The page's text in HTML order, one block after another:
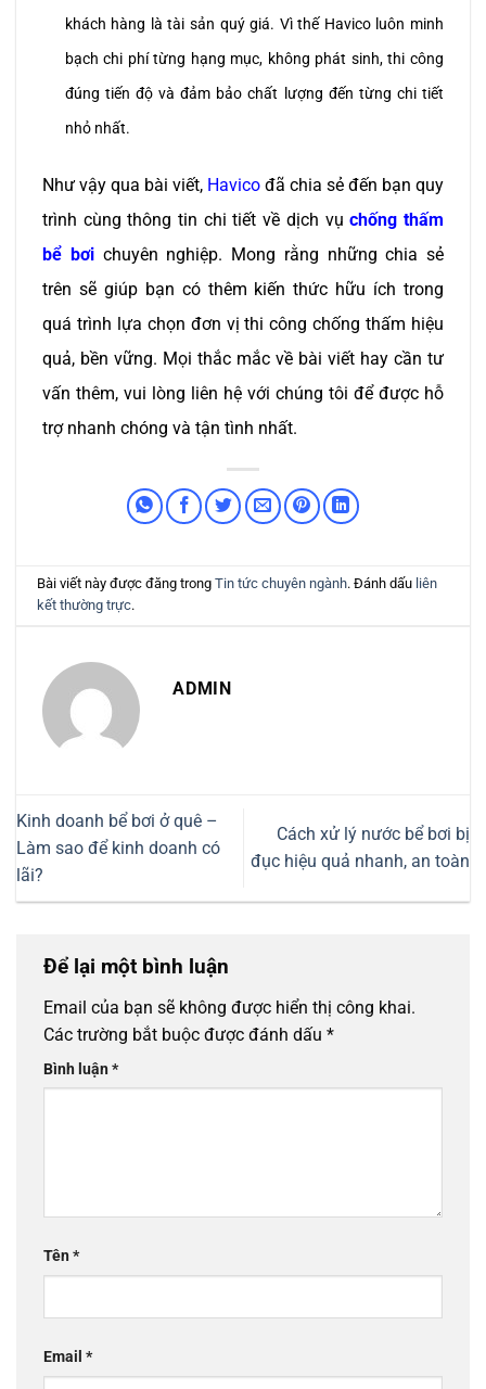
khách hàng là tài sản quý giá. Vì thế Havico luôn minh
bạch chi phí từng hạng mục, không phát sinh, thi công
đúng tiến độ và đảm bảo chất lượng đến từng chi tiết
nhỏ nhất.
Như vậy qua bài viết, Havico đã chia sẻ đến bạn quy
trình cùng thông tin chi tiết về dịch vụchống thấm
bể bơichuyên nghiệp. Mong rằng những chia sẻ
trên sẽ giúp bạn có thêm kiến thức hữu ích trong
quá trình lựa chọn đơn vị thi công chống thấm hiệu
quả, bền vững. Mọi thắc mắc về bài viết hay cần tư
vấn thêm, vui lòng liên hệ với chúng tôi để được hỗ
trợ nhanh chóng và tận tình nhất.
Bài viết này được đăng trongTin tức chuyên ngành. Đánh dấu liên
kết thường trực.
ADMIN
Kinh doanh bể bơi ở quê –
Làm sao để kinh doanh có
lãi?
Cách xử lý nước bể bơi bị
đục hiệu quả nhanh, an toàn
Để lại một bình luận
Email của bạn sẽ không được hiển thị công khai.
Các trường bắt buộc được đánh dấu *
Bình luận*
Tên*
Email *